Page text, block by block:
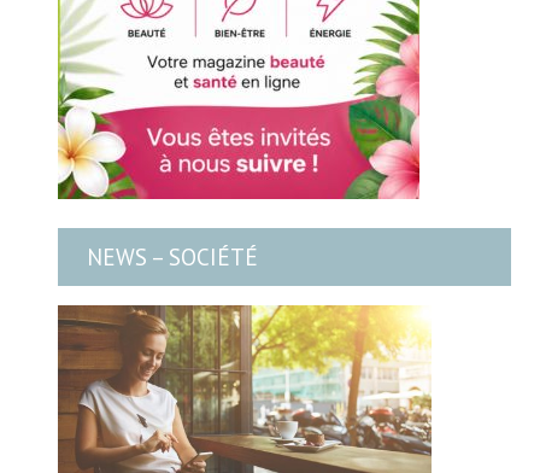
NEWS – SOCIÉTÉ